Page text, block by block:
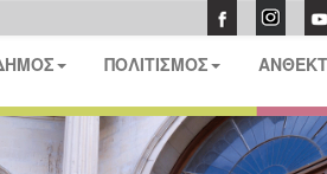
ΠΟΛΙΤΙΣΜΟΣ